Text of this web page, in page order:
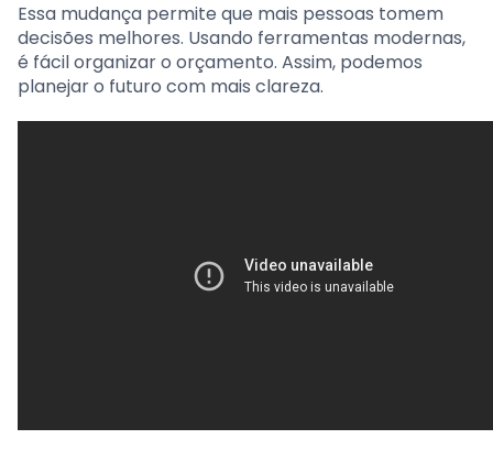
Essa mudança permite que mais pessoas tomem
decisões melhores. Usando ferramentas modernas,
é fácil organizar o orçamento. Assim, podemos
planejar o futuro com mais clareza.